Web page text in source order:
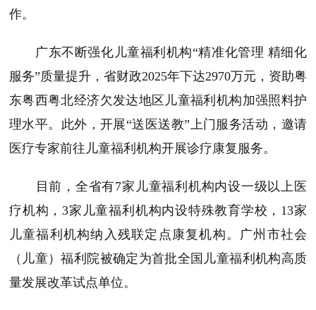
作。
广东不断强化儿童福利机构“精准化管理 精细化
服务”质量提升，省财政2025年下达2970万元，资助粤
东粤西粤北经济欠发达地区儿童福利机构加强照料护
理水平。此外，开展“送医送教”上门服务活动，邀请
医疗专家前往儿童福利机构开展诊疗康复服务。
目前，全省有7家儿童福利机构内设一级以上医
疗机构，3家儿童福利机构内设特殊教育学校，13家
儿童福利机构纳入残联定点康复机构。广州市社会
（儿童）福利院被确定为首批全国儿童福利机构高质
量发展改革试点单位。